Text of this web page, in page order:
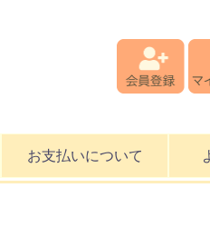
お支払いについて